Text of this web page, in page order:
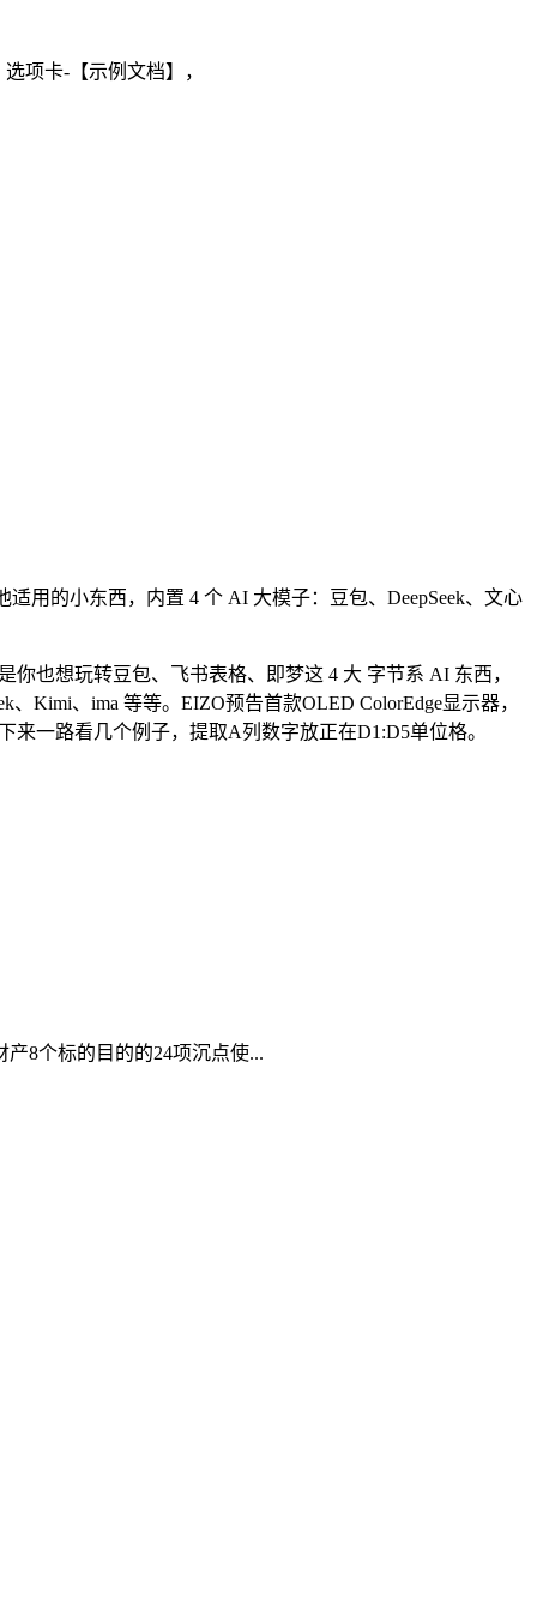
项卡-【示例文档】，
用的小东西，内置 4 个 AI 大模子：豆包、DeepSeek、文心
想玩转豆包、飞书表格、即梦这 4 大 字节系 AI 东西，
Kimi、ima 等等。EIZO预告首款OLED ColorEdge显示器，
一路看几个例子，提取A列数字放正在D1:D5单位格。
8个标的目的的24项沉点使...